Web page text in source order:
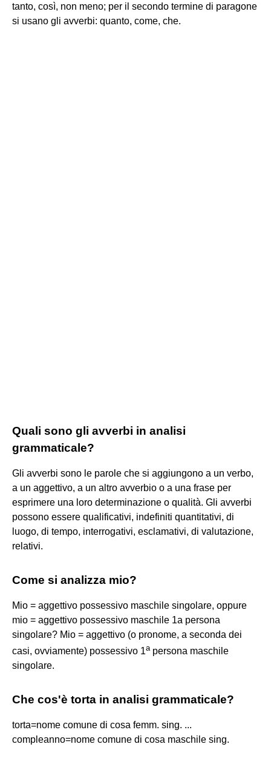
tanto, così, non meno; per il secondo termine di paragone
si usano gli avverbi: quanto, come, che.
Quali sono gli avverbi in analisi
grammaticale?
Gli avverbi sono le parole che si aggiungono a un verbo,
a un aggettivo, a un altro avverbio o a una frase per
esprimere una loro determinazione o qualità. Gli avverbi
possono essere qualificativi, indefiniti quantitativi, di
luogo, di tempo, interrogativi, esclamativi, di valutazione,
relativi.
Come si analizza mio?
Mio = aggettivo possessivo maschile singolare, oppure
mio = aggettivo possessivo maschile 1a persona
singolare? Mio = aggettivo (o pronome, a seconda dei
casi, ovviamente) possessivo 1apersona maschile
singolare.
Che cos'è torta in analisi grammaticale?
torta=nome comune di cosa femm. sing. ...
compleanno=nome comune di cosa maschile sing.